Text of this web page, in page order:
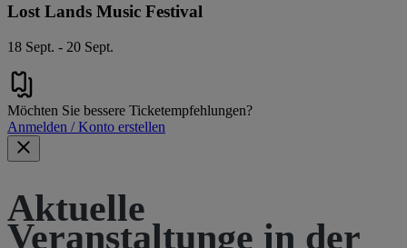
Lost Lands Music Festival
18 Sept. - 20 Sept.
Möchten Sie bessere Ticketempfehlungen?
Anmelden / Konto erstellen
Aktuelle
Veranstaltunge in der